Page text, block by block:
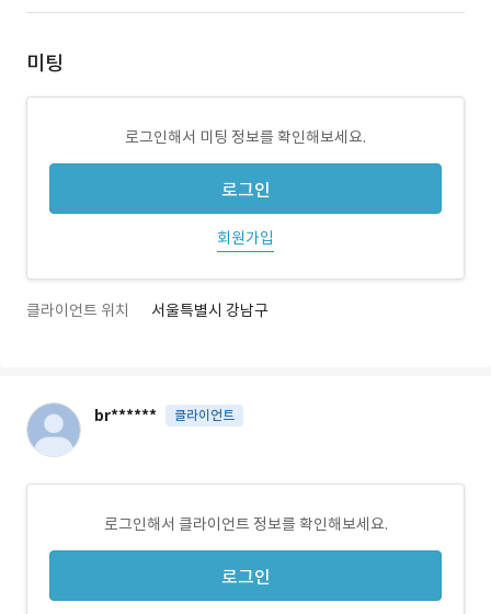
미팅
로그인해서 미팅 정보를 확인해보세요.
로그인
회원가입
클라이언트 위치 서울특별시 강남구
br****** 클라이언트
로그인해서 클라이언트 정보를 확인해보세요.
로그인